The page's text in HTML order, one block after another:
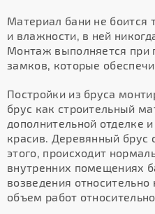
Материал бани не боится
и влажности, в ней
Монтаж выполняется при
замков, которые
Постройки из бруса
брус как строительный
дополнительной отделке
красив. Деревянный брус
этого, происходит
внутренних помещениях
возведения
объем работ